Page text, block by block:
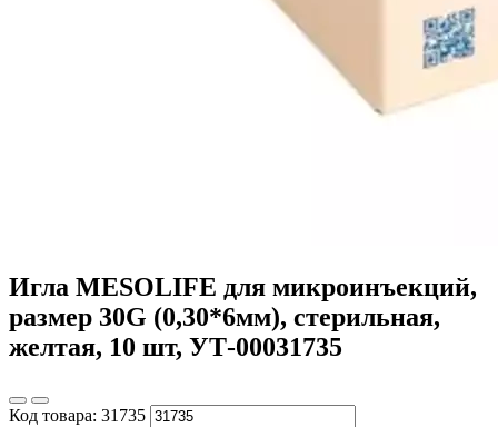
Игла MESOLIFE для микроинъекций,
размер 30G (0,30*6мм), стерильная,
желтая, 10 шт, УТ-00031735
Код товара: 31735